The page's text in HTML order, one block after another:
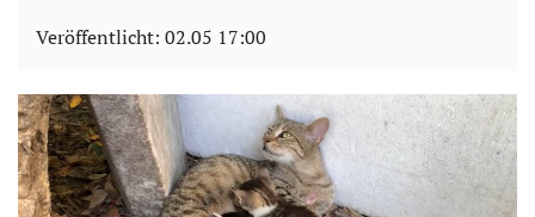
Veröffentlicht: 02.05 17:00